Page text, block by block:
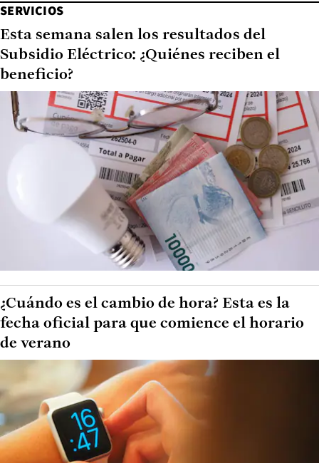
SERVICIOS
Esta semana salen los resultados del
Subsidio Eléctrico: ¿Quiénes reciben el
beneficio?
¿Cuándo es el cambio de hora? Esta es la
fecha oficial para que comience el horario
de verano